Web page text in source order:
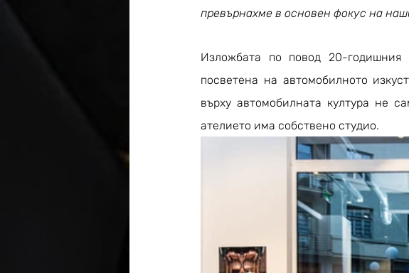
превърнахме в основен фокус на
Изложбата по повод 20-годишния
посветена на автомобилното
върху автомобилната култура не
ателието има собствено студио.